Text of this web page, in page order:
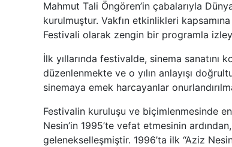
Mahmut Tali Öngören’in çabalarıyla
kurulmuştur. Vakfın etkinlikleri
Festivali olarak zengin bir programla
İlk yıllarında festivalde, sinema sanatını
düzenlenmekte ve o yılın anlayışı
sinemaya emek harcayanlar
Festivalin kuruluşu ve biçimlenmesinde
Nesin’in 1995’te vefat etmesinin
gelenekselleşmiştir. 1996’ta ilk “Aziz